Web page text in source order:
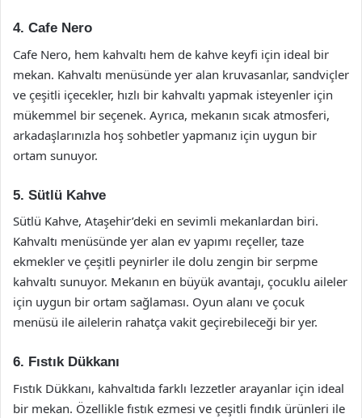
4. Cafe Nero
Cafe Nero, hem kahvaltı hem de kahve keyfi için ideal bir
mekan. Kahvaltı menüsünde yer alan kruvasanlar, sandviçler
ve çeşitli içecekler, hızlı bir kahvaltı yapmak isteyenler için
mükemmel bir seçenek. Ayrıca, mekanın sıcak atmosferi,
arkadaşlarınızla hoş sohbetler yapmanız için uygun bir
ortam sunuyor.
5. Sütlü Kahve
Sütlü Kahve, Ataşehir’deki en sevimli mekanlardan biri.
Kahvaltı menüsünde yer alan ev yapımı reçeller, taze
ekmekler ve çeşitli peynirler ile dolu zengin bir serpme
kahvaltı sunuyor. Mekanın en büyük avantajı, çocuklu aileler
için uygun bir ortam sağlaması. Oyun alanı ve çocuk
menüsü ile ailelerin rahatça vakit geçirebileceği bir yer.
6. Fıstık Dükkanı
Fıstık Dükkanı, kahvaltıda farklı lezzetler arayanlar için ideal
bir mekan. Özellikle fıstık ezmesi ve çeşitli fındık ürünleri ile